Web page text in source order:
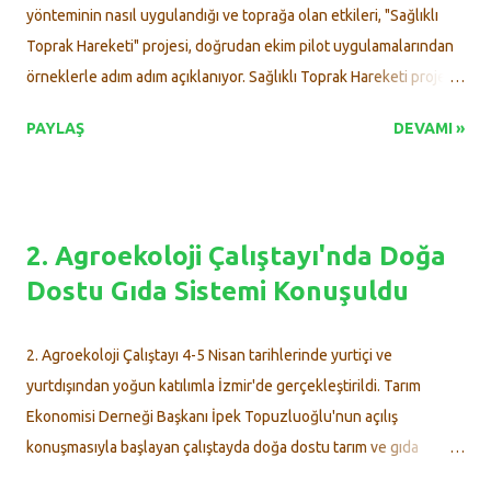
Tarım Uygulama Sokağı" gün boyu ziyarete açık olacak. Fide
dağıtımı, iklim değişikliği ve toprak, çilek dikimi, atık bertaraf
yöntemleri, kompost çalışma atölyesi, çalışma atölyeleri, coğrafi
yönteminin nasıl uygulandığı ve toprağa olan etkileri, "Sağlıklı
Toprak Hareketi" projesi, doğrudan ekim pilot uygulamalarından
örneklerle adım adım açıklanıyor. Sağlıklı Toprak Hareketi projesi
sürdürülmektedir. Pilot uygulamayı gönüllü olarak sürdüren
başlıklar: Doğrudan Ekim Mizberi, Neden Doğrudan Ekim, Anız,
Toprak İşlemesiz Doğrudan Ekimin Faydaları / Avantajları,
Rotasyonu, Bitki Rotasyonu....
PAYLAŞ DEVAMI »
2. Agroekoloji Çalıştayı'nda Doğa
Dostu Gıda Sistemi Konuşuldu
2. Agroekoloji Çalıştayı 4-5 Nisan tarihlerinde yurtiçi ve
yurtdışından yoğun katılımla İzmir'de gerçekleştirildi. Tarım
Ekonomisi Derneği Başkanı İpek Topuzluoğlu'nun açılış
konuşmasıyla başlayan çalıştayda doğa dostu tarım ve gıda